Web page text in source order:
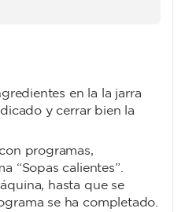
en la la jarra
y cerrar bien la
programas,
“Sopas calientes”.
hasta que se
se ha completado.